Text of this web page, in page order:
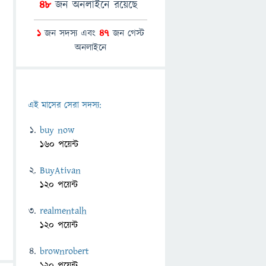
48জন অনলাইনে রয়েছে
1 জন সদস্য এবং 47 জন গেস্ট
অনলাইনে
এই মাসের সেরা সদস্য:
buy now
160 পয়েন্ট
BuyAtivan
120 পয়েন্ট
realmentalh
120 পয়েন্ট
brownrobert